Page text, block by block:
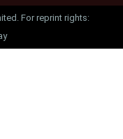
For reprint rights: